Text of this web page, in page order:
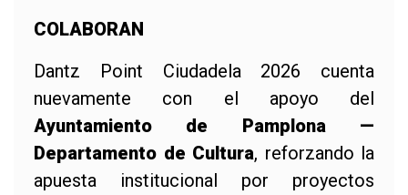
COLABORAN
Dantz Point Ciudadela 2026 cuenta
nuevamente con el apoyo del
Ayuntamiento de Pamplona —
Departamento de Cultura, reforzando la
apuesta institucional por proyectos